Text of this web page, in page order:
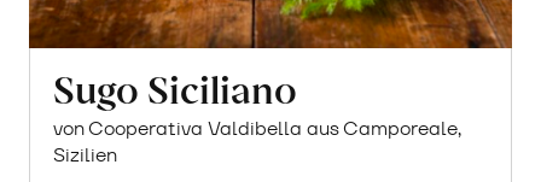
Sugo Siciliano
von Cooperativa Valdibella aus Camporeale,
Sizilien